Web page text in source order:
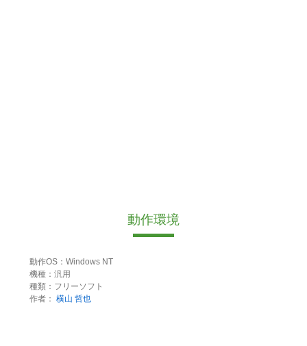
動作環境
動作OS：Windows NT
機種：汎用
種類：フリーソフト
作者： 横山 哲也